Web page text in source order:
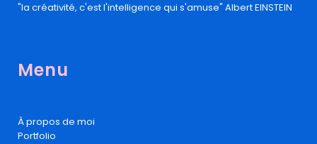
"la créativité, c'est l'intelligence qui s'amuse" Albert EINSTEIN
Menu
À propos de moi
Portfolio